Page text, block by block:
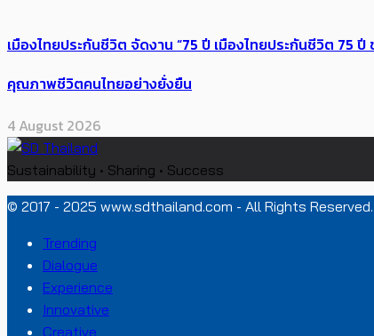
เมืองไทยประกันชีวิต จัดงาน “75 ปี เมืองไทยประกันชีวิต
คุณภาพชีวิตคนไทยอย่างยั่งยืน
4 August 2026
Sustainability • Sharing • Success
© 2017 - 2025 www.sdthailand.com - All Rights Reserved.
Trending
Dialogue
Experience
Innovative
Creative